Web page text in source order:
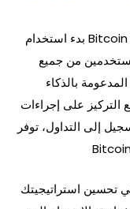
بدء استخدام Bitcoin Ifex 360 Ai هولندا عملية سهلة وبسيطة،
من جميع
بالذكاء
التركيز على إجراءات
إلى التداول، توفر
تحسين استراتيجيتك